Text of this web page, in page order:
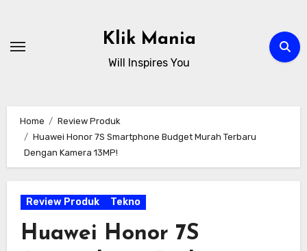
content
Klik Mania
Will Inspires You
Home
Review Produk
Huawei Honor 7S Smartphone Budget Murah Terbaru
Dengan Kamera 13MP!
Review Produk Tekno
Huawei Honor 7S